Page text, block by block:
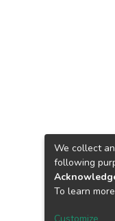
We collect
following
To learn